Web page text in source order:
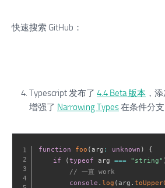
快速搜索 GitHub：
Typescript 发布了 4.4 Beta 版本 ，
增强了 Narrowing Types在条件分支
function foo (arg : unknown )
{
if
(typeof arg === "string"
// 一直 work
console . log (arg .